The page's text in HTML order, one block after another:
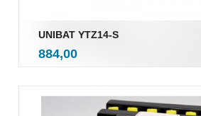
UNIBAT YTZ14-S
Pris
884,00mva.